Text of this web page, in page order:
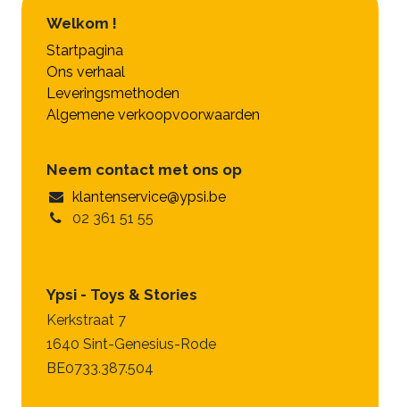
Welkom !
Startpagina
Ons verhaal
Leveringsmethoden
Algemene verkoopvoorwaarden
Neem contact met ons op
klantenservice@ypsi.be
02 361 51 55
Ypsi - Toys & Stories
Kerkstraat 7
1640 Sint-Genesius-Rode
BE0733.387.504